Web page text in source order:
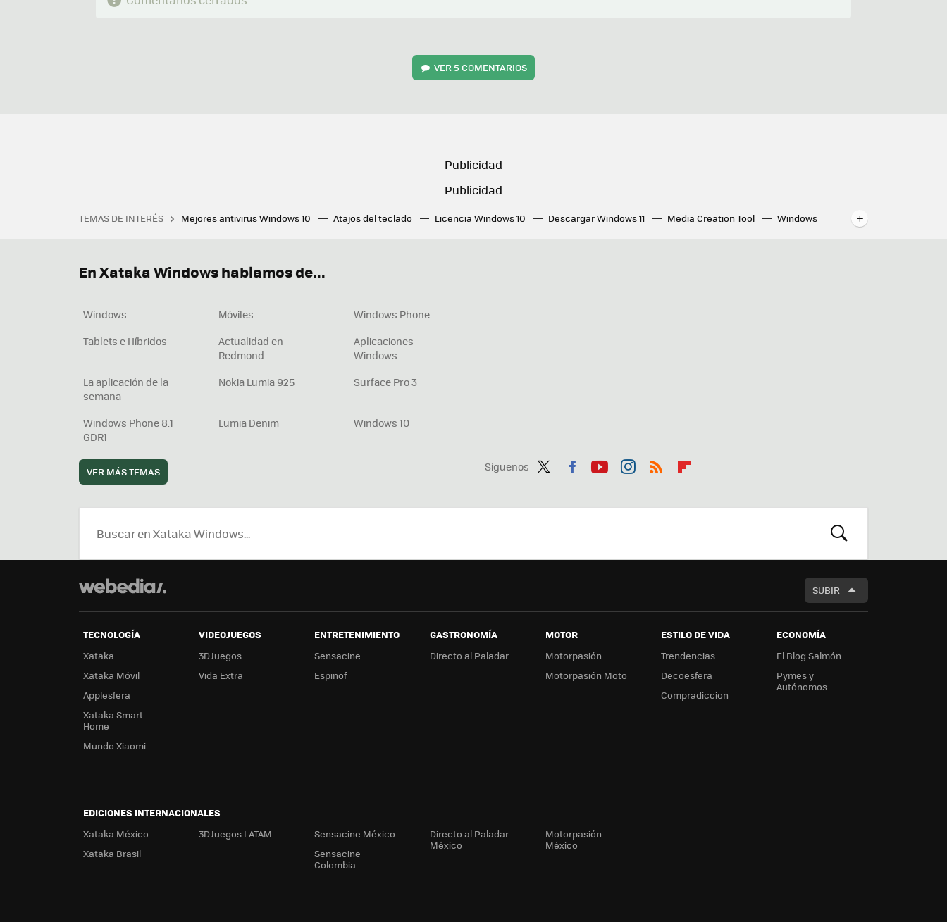
VER5 COMENTARIOS
TEMAS DE INTERÉS Mejores antivirus Windows 10 Atajos del teclado Licencia Windows 10 Descargar Windows 11 Media Creation Tool
Windows
Síguenos
ter
ebo tub agr
boa
En Xataka Windows hablamos de...
Windows Móviles
Windows Phone
Tablets e Híbridos
Actualidad en
Redmond
Aplicaciones
Windows
La aplicación de la
semana
Nokia Lumia 925 Surface Pro 3
Windows Phone 8.1
GDR1
Lumia Denim Windows 10
VER MÁS TEMAS
BUSCAR
SUBIR
TECNOLOGÍA
Xataka
Xataka Móvil
Applesfera
Xataka Smart
Home
Mundo Xiaomi
VIDEOJUEGOS
3DJuegos
Vida Extra
ENTRETENIMIENTO
Sensacine
Espinof
GASTRONOMÍA
Directo al Paladar
MOTOR
Motorpasión
Motorpasión Moto
ESTILO DE VIDA
Trendencias
Decoesfera
Compradiccion
ECONOMÍA
El Blog Salmón
Pymes y
Autónomos
EDICIONES INTERNACIONALES
Xataka México
Xataka Brasil
3DJuegos LATAM
Sensacine México
Sensacine
Colombia
Directo al Paladar
México
Motorpasión
México